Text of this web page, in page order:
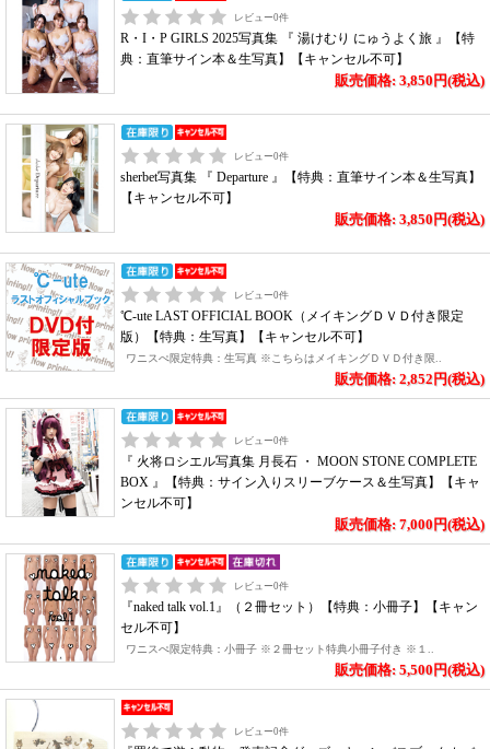
レビュー0件
R・I・P GIRLS 2025写真集 『 湯けむり にゅうよく旅 』【特
典：直筆サイン本＆生写真】【キャンセル不可】
販売価格: 3,850円(税込)
レビュー0件
sherbet写真集 『 Departure 』【特典：直筆サイン本＆生写真】
【キャンセル不可】
販売価格: 3,850円(税込)
レビュー0件
℃-ute LAST OFFICIAL BOOK（メイキングＤＶＤ付き限定
版）【特典：生写真】【キャンセル不可】
ワニスぺ限定特典：生写真 ※こちらはメイキングＤＶＤ付き限..
販売価格: 2,852円(税込)
レビュー0件
『 火将ロシエル写真集 月長石 ・ MOON STONE COMPLETE
BOX 』【特典：サイン入りスリーブケース＆生写真】【キャ
ンセル不可】
販売価格: 7,000円(税込)
レビュー0件
『naked talk vol.1』（２冊セット）【特典：小冊子】【キャン
セル不可】
ワニスぺ限定特典：小冊子 ※２冊セット特典小冊子付き ※１..
販売価格: 5,500円(税込)
レビュー0件